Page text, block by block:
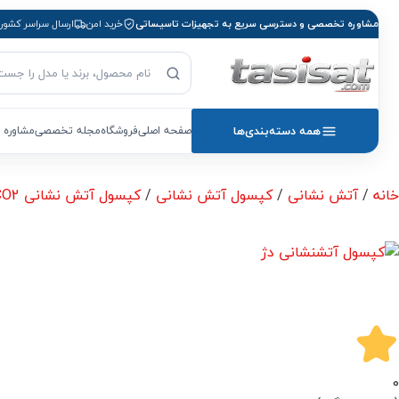
مشاوره تخصصی و دسترسی سریع به تجهیزات تاسیساتی خرید امن ارسال سراسر کشور
بازگشت به صفحه اصلی جست‌وجوی محصول
همه دسته‌بندی‌ها صفحه اصلیفروشگاهمجله تخصصی
خانه /آتش نشانی /کپسول آتش نشانی /کپسول آتش نشانی CO2
0